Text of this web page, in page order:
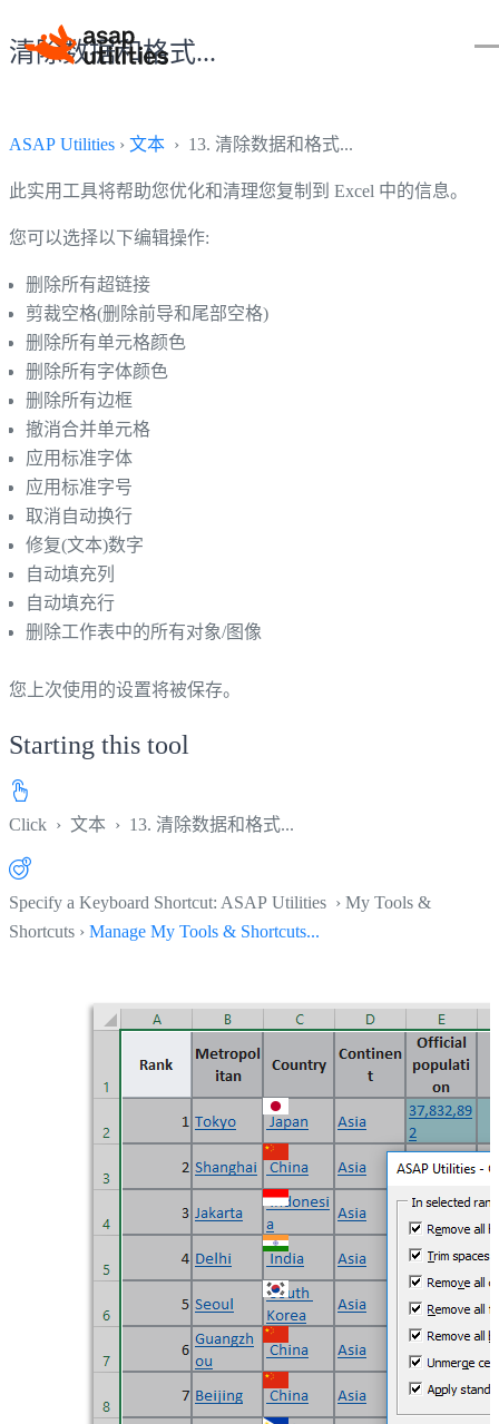
清除数据和格式...
ASAP Utilities › 文本 › 13. 清除数据和格式...
此实用工具将帮助您优化和清理您复制到 Excel 中的信息。
您可以选择以下编辑操作:
删除所有超链接
剪裁空格(删除前导和尾部空格)
删除所有单元格颜色
删除所有字体颜色
删除所有边框
撤消合并单元格
应用标准字体
应用标准字号
取消自动换行
修复(文本)数字
自动填充列
自动填充行
删除工作表中的所有对象/图像
您上次使用的设置将被保存。
Starting this tool
Click › 文本 › 13. 清除数据和格式...
Specify a Keyboard Shortcut: ASAP Utilities › My Tools &
Shortcuts › Manage My Tools & Shortcuts...